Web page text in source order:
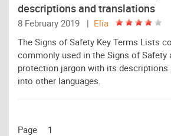
descriptions and translations
8 February 2019 | Elia
The Signs of Safety Key Terms Lists
commonly used in the Signs of Safety
protection jargon with its descriptions
into other languages.
Page 1